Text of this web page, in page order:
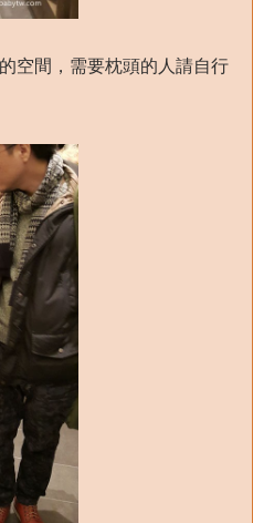
空間，需要枕頭的人請自行